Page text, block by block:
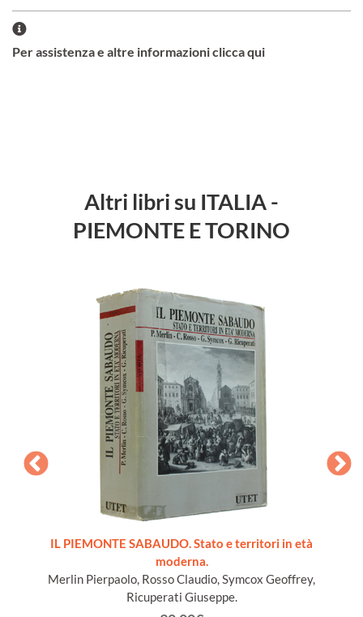
Per assistenza e altre informazioni clicca qui
Altri libri su ITALIA -
PIEMONTE E TORINO
IL PIEMONTE SABAUDO. Stato e territori in età
moderna.
Merlin Pierpaolo, Rosso Claudio, Symcox Geoffrey,
Ricuperati Giuseppe.